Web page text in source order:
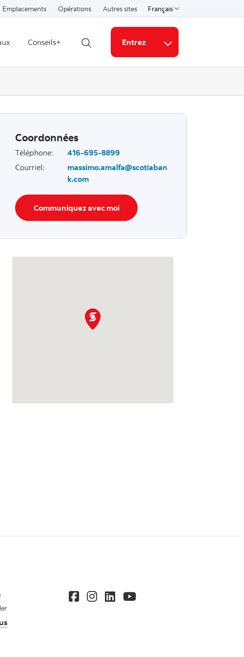
Emplacements Opérations Autres sites Français
Select a language
Conseils+
Ouvrir la recherche
Entrez
Liens connexes
Coordonnées
Téléphone:
416-695-8899
Courriel:
massimo.amalfa@scotiaban
k.com
Communiquez avec moi